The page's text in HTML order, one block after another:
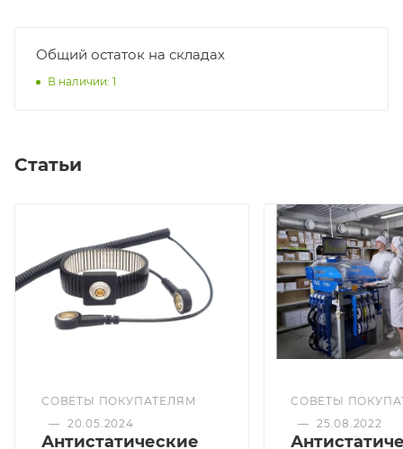
Общий остаток на складах
В наличии: 1
Статьи
СОВЕТЫ ПОКУПАТЕЛЯМ
— 20.05.2024
Антистатические
СОВЕТЫ
— 25.08.2022